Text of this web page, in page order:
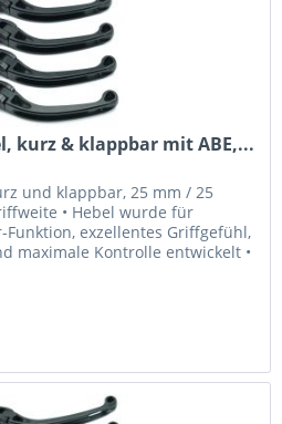
kurz & klappbar mit ABE,...
und klappbar, 25 mm / 25
• Hebel wurde für
Funktion, exzellentes Griffgefühl,
maximale Kontrolle entwickelt •